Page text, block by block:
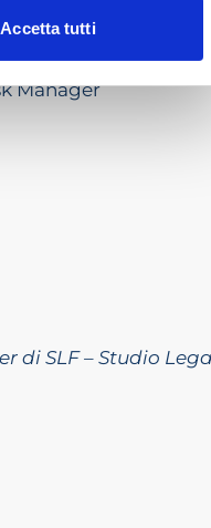
Accetta tutti
Manager
di SLF – Studio